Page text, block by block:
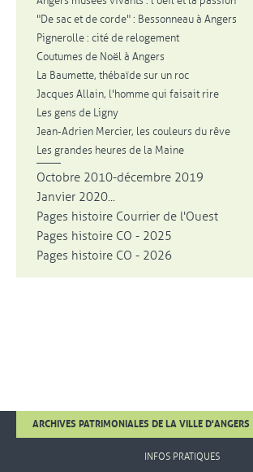
"De sac et de corde" : Bessonneau à Angers
Pignerolle : cité de relogement
Coutumes de Noël à Angers
La Baumette, thébaïde sur un roc
Jacques Allain, l'homme qui faisait rire
Les gens de Ligny
Jean-Adrien Mercier, les couleurs du rêve
Les grandes heures de la Maine
Octobre 2010-décembre 2019
Janvier 2020...
Pages histoire Courrier de l'Ouest
Pages histoire CO - 2025
Pages histoire CO - 2026
ARCHIVES PATRIMONIALES DE LA VILLE D'ANGERS
INFOS PRATIQUES